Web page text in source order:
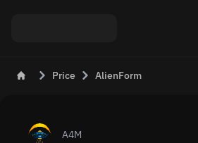
Price AlienForm
A4M